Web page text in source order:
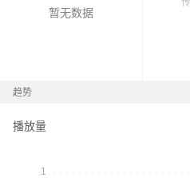
暂无数据
趋势
播放量